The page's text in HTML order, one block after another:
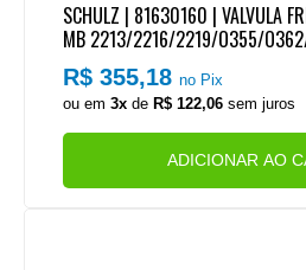
SCHULZ | 81630160 | VALVULA
MB 2213/2216/2219/O355/
1313
R$ 355,18no Pix
ou em3x de R$ 122,06 sem juros
ADICIONAR AO